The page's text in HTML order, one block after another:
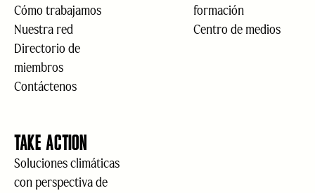
Cómo trabajamos
Nuestra red
Directorio de
miembros
Contáctenos
formación
Centro de medios
TAKE ACTION
Soluciones climáticas
con perspectiva de